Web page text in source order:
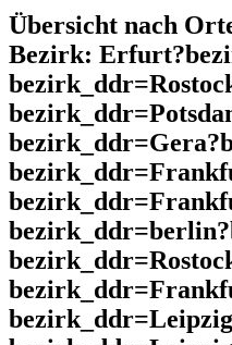
Übersicht nach
Bezirk: